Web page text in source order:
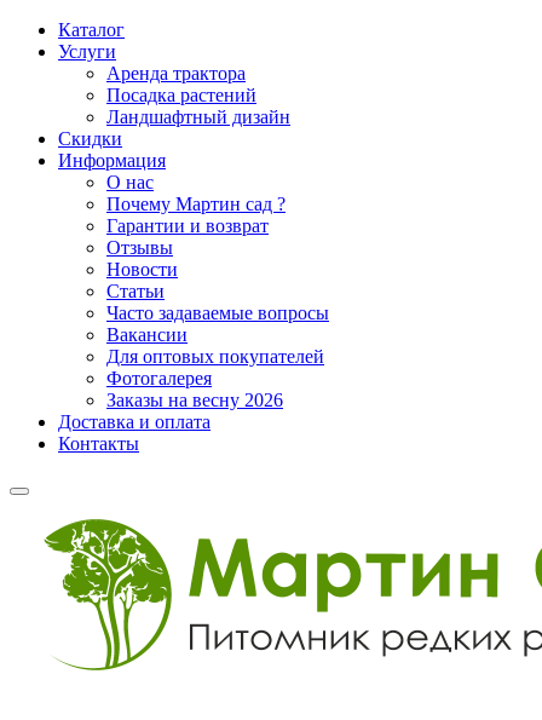
Каталог
Услуги
Аренда трактора
Посадка растений
Ландшафтный дизайн
Скидки
Информация
О нас
Почему Мартин сад ?
Гарантии и возврат
Отзывы
Новости
Статьи
Часто задаваемые вопросы
Вакансии
Для оптовых покупателей
Фотогалерея
Заказы на весну 2026
Доставка и оплата
Контакты